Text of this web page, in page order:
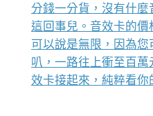
分錢一分貨，沒有什
這回事兒。音效卡的
可以說是無限，因為您
叭，一路往上衝至百萬
效卡接起來，純粹看你